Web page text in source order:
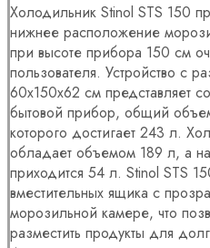
Холодильник Stinol STS 150
нижнее расположение
при высоте прибора 150 см
пользователя. Устройство с
60x150x62 см представляет
бытовой прибор, общий
которого достигает 243 л.
обладает объемом 189 л, а
приходится 54 л. Stinol STS
вместительных ящика с
морозильной камере, что
разместить продукты для